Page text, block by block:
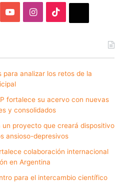
YouTubeInstagram
para analizar los retos de la
fortalece su acervo con nuevas
y consolidados
un proyecto que creará dispositivo
ansioso-depresivos
colaboración internacional
en Argentina
para el intercambio científico